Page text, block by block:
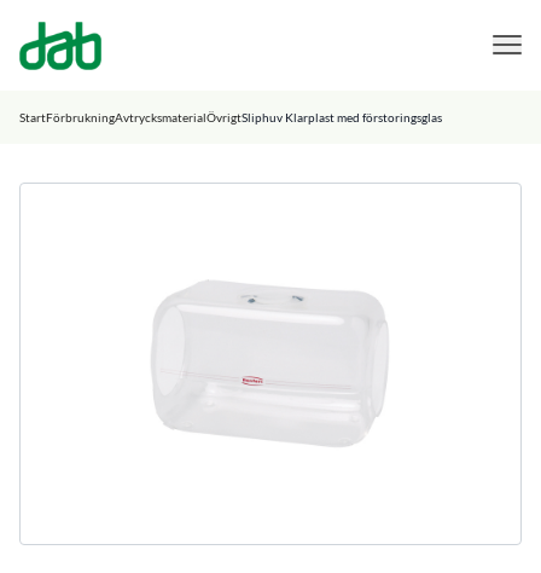
DAB Dental
StartFörbrukningAvtrycksmaterialÖvrigtSliphuv Klarplast med förstoringsglas